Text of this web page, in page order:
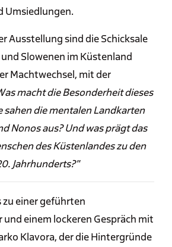
Umsiedlungen.
Ausstellung sind die Schicksale
Slowenen im Küstenland
Machtwechsel, mit der
macht die Besonderheit dieses
sahen die mentalen Landkarten
Nonos aus? Und was prägt das
des Küstenlandes zu den
Jahrhunderts?"
zu einer geführten
einem lockeren Gespräch mit
Klavora, der die Hintergründe